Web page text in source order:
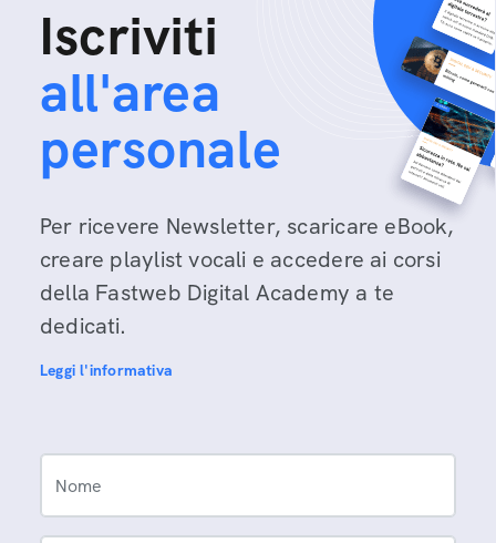
Iscriviti
all'area
personale
Per ricevere Newsletter, scaricare eBook,
creare playlist vocali e accedere ai corsi
della Fastweb Digital Academy a te
dedicati.
Leggi l'informativa
Nome